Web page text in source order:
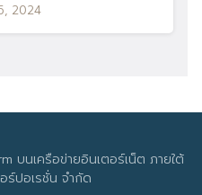
2024
บนเครือข่ายอินเตอร์เน็ต ภายใต้
ร์ปอเรชั่น จำกัด